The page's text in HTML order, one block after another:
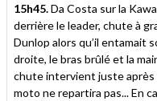
15h45.Da Costa sur la
derrière le leader, chute à
Dunlop alors qu’il entamait
droite, le bras brûlé et la
chute intervient juste après
moto ne repartira pas... En